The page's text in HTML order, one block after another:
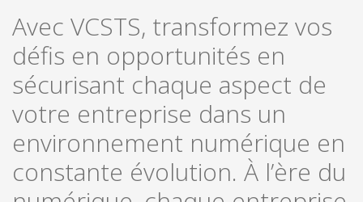
Avec VCSTS, transformez vos
défis en opportunités en
sécurisant chaque aspect de
votre entreprise dans un
environnement numérique en
constante évolution. À l’ère du